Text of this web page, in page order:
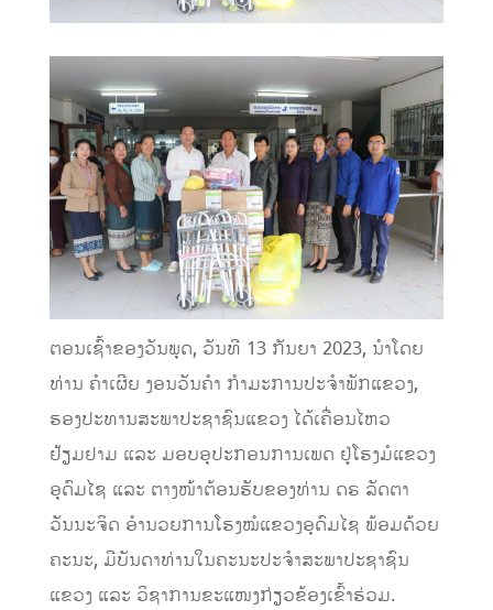
ຕອນເຊົ້າຂອງວັນພຸດ, ວັນທີ 13 ກັນຍາ 2023, ນໍາໂດຍ
ທ່ານ ຄໍາເຜີຍ ງອນວັນຄໍາ ກໍາມະການປະຈໍາພັກແຂວງ,
ຮອງປະທານສະພາປະຊາຊົນແຂວງ ໄດ້ເຄື່ອນໄຫວ
ຢ້ຽມຢາມ ແລະ ມອບອຸປະກອນການເພດ ຢູ່ໂຮງມໍແຂວງ
ອຸດົມໄຊ ແລະ ຕາງໜ້າຕ້ອນຮັບຂອງທ່ານ ດຣ ລັດຕາ
ວັນນະຈິດ ອໍານວຍການໂຮງໝໍແຂວງອຸດົມໄຊ ພ້ອມດ້ວຍ
ຄະນະ, ມີບັນດາທ່ານໃນຄະນະປະຈໍາສະພາປະຊາຊົນ
ແຂວງ ແລະ ວິຊາການຂະແໜງກ່ຽວຂ້ອງເຂົ້າຮ່ວມ.